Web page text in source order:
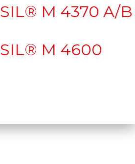
M 4370 A/B
M 4600